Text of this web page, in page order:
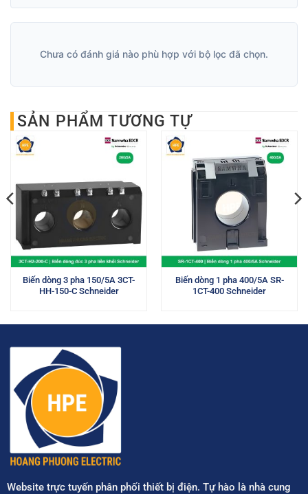
Chưa có đánh giá nào phù hợp với bộ lọc đã chọn.
SẢN PHẨM TƯƠNG TỰ
Biến dòng 3 pha 150/5A 3CT-
HH-150-C Schneider
Biến dòng 1 pha 400/5A SR-
1CT-400 Schneider
Website trực tuyến phân phối thiết bị điện. Tự hào là nhà cung